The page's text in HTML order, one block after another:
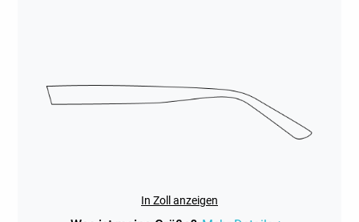
In Zoll anzeigen